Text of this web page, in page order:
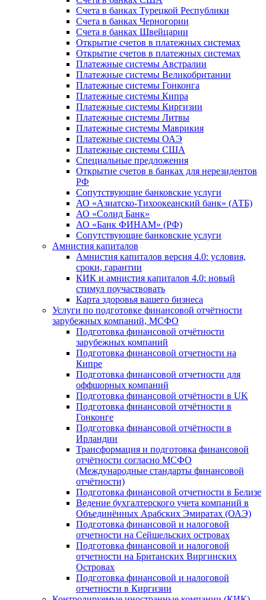
Счета в банках Турецкой Республики
Счета в банках Черногории
Счета в банках Швейцарии
Открытие счетов в платежных системах
Открытие счетов в платежных системах
Платежные системы Австралии
Платежные системы Великобритании
Платежные системы Гонконга
Платежные системы Кипра
Платежные системы Киргизии
Платежные системы Литвы
Платежные системы Маврикия
Платежные системы ОАЭ
Платежные системы США
Специальные предложения
Открытие счетов в банках для нерезидентов
РФ
Сопутствующие банковские услуги
АО «Азиатско-Тихоокеанский банк» (АТБ)
АО «Солид Банк»
АО «Банк ФИНАМ» (РФ)
Сопутствующие банковские услуги
Амнистия капиталов
Амнистия капиталов версия 4.0: условия,
сроки, гарантии
КИК и амнистия капиталов 4.0: новый
стимул поучаствовать
Карта здоровья вашего бизнеса
Услуги по подготовке финансовой отчётности
зарубежных компаний, МСФО
Подготовка финансовой отчётности
зарубежных компаний
Подготовка финансовой отчетности на
Кипре
Подготовка финансовой отчетности для
оффшорных компаний
Подготовка финансовой отчётности в UK
Подготовка финансовой отчётности в
Гонконге
Подготовка финансовой отчётности в
Ирландии
Трансформация и подготовка финансовой
отчётности согласно МСФО
(Международные стандарты финансовой
отчётности)
Подготовка финансовой отчетности в Белизе
Ведение бухгалтерского учета компаний в
Объединённых Арабских Эмиратах (ОАЭ)
Подготовка финансовой и налоговой
отчетности на Сейшельских островах
Подготовка финансовой и налоговой
отчетности на Британских Виргинских
Островах
Подготовка финансовой и налоговой
отчетности в Киргизии